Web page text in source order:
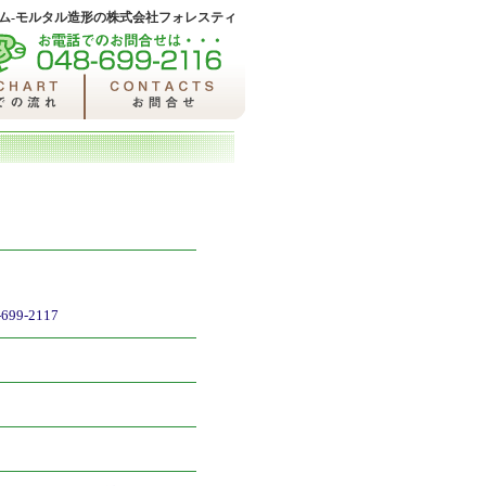
-モルタル造形の株式会社フォレスティ
2117